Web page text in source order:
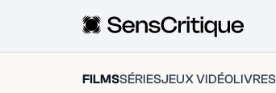
FILMSSÉRIESJEUX VIDÉOLIVRES